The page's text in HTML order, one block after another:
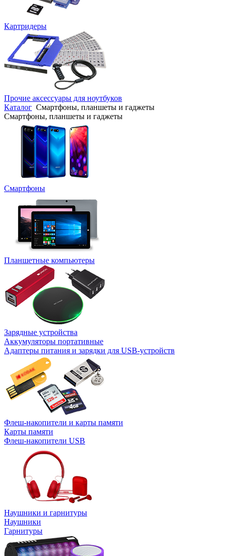
Картридеры
Прочие аксессуары для ноутбуков
Каталог Смартфоны, планшеты и гаджеты
Смартфоны, планшеты и гаджеты
Смартфоны
Планшетные компьютеры
Зарядные устройства
Аккумуляторы портативные
Адаптеры питания и зарядки для USB-устройств
Флеш-накопители и карты памяти
Карты памяти
Флеш-накопители USB
Наушники и гарнитуры
Наушники
Гарнитуры